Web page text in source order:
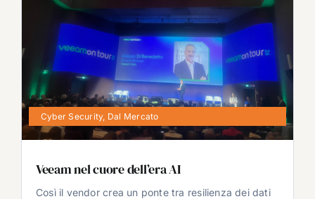
Cyber Security, Dal Mercato
Veeam nel cuore dell’era AI
Così il vendor crea un ponte tra resilienza dei dati